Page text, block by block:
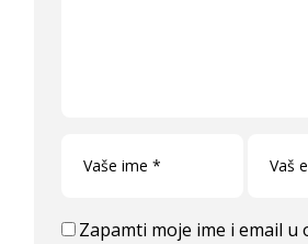
Zapamti moje ime i email u